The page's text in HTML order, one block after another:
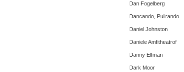
Dan Fogelberg
Dancando, Pulirando
Daniel Johnston
Daniele Amfitheatrof
Danny Elfman
Dark Moor